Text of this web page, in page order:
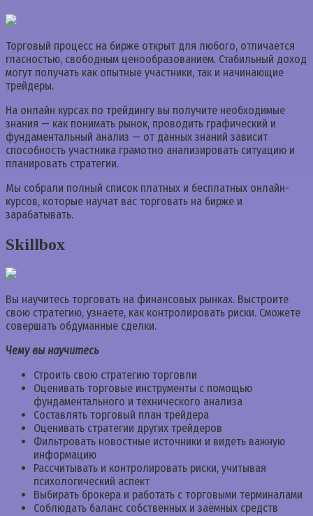
Торговый процесс на бирже открыт для любого, отличается
гласностью, свободным ценообразованием. Стабильный доход
могут получать как опытные участники, так и начинающие
трейдеры.
На онлайн курсах по трейдингу вы получите необходимые
знания — как понимать рынок, проводить графический и
фундаментальный анализ — от данных знаний зависит
способность участника грамотно анализировать ситуацию и
планировать стратегии.
Мы собрали полный список платных и бесплатных онлайн-
курсов, которые научат вас торговать на бирже и
зарабатывать.
Skillbox
Вы научитесь торговать на финансовых рынках. Выстроите
свою стратегию, узнаете, как контролировать риски. Сможете
совершать обдуманные сделки.
Чему вы научитесь
Строить свою стратегию торговли
Оценивать торговые инструменты с помощью
фундаментального и технического анализа
Составлять торговый план трейдера
Оценивать стратегии других трейдеров
Фильтровать новостные источники и видеть важную
информацию
Рассчитывать и контролировать риски, учитывая
психологический аспект
Выбирать брокера и работать с торговыми терминалами
Соблюдать баланс собственных и заёмных средств